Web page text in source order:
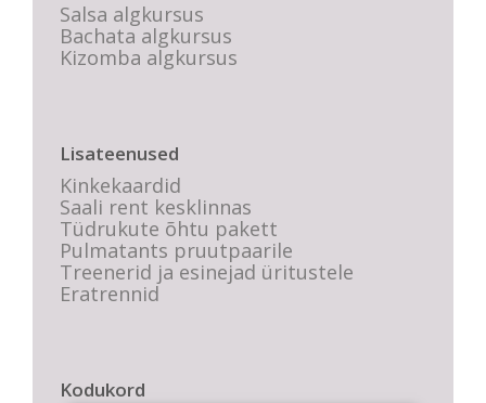
Salsa algkursus
Bachata algkursus
Kizomba algkursus
Lisateenused
Kinkekaardid
Saali rent kesklinnas
Tüdrukute õhtu pakett
Pulmatants pruutpaarile
Treenerid ja esinejad üritustele
Eratrennid
Kodukord